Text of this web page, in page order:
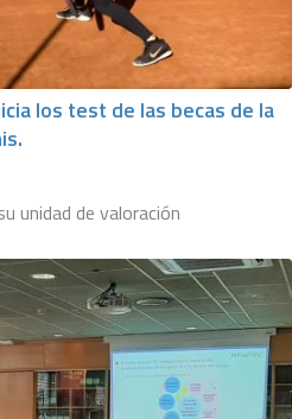
los test de las becas de la
unidad de valoración